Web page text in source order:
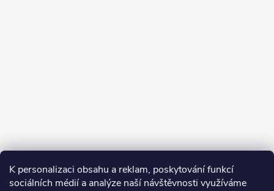
K personalizaci obsahu a reklam, poskytování funkcí
sociálních médií a analýze naší návštěvnosti využíváme